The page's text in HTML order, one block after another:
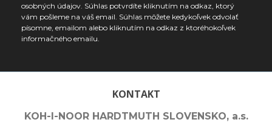
osobných údajov. Súhlas potvrdíte kliknutím na odkaz, ktorý
vám pošleme na váš email. Súhlas môžete kedykoľvek odvolať
písomne, emailom alebo kliknutím na odkaz z ktoréhokoľvek
informačného emailu.
KONTAKT
KOH-I-NOOR HARDTMUTH SLOVENSKO, a.s.